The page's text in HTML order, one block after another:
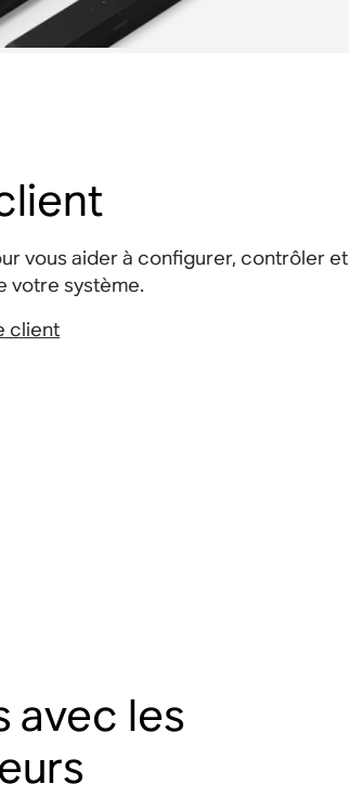
vous aider à configurer, contrôler et
votre système.
client
avec les